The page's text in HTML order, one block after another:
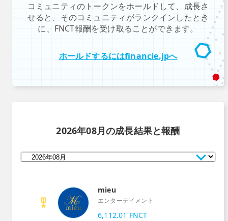
コミュニティのトークンをホールドして、成長さ
せると、そのコミュニティがランクインしたとき
に、FNCT報酬を受け取ることができます。
ホールドするにはfinancie.jpへ
2026年08月の成長結果と報酬
mieu
エンターテイメント
6,112.01 FNCT